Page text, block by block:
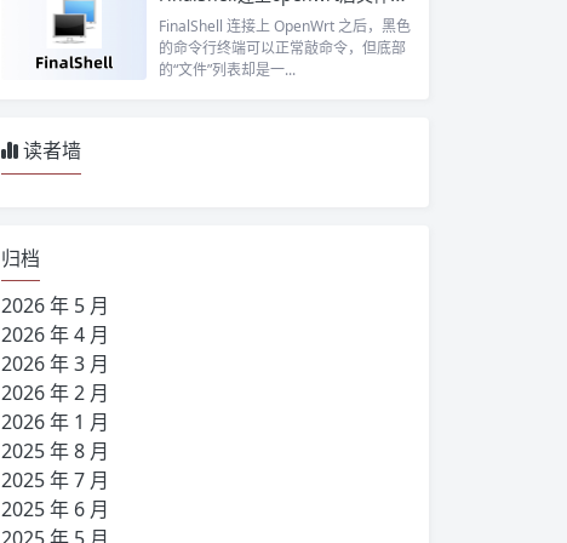
FinalShell 连接上 OpenWrt 之后，黑色
的命令行终端可以正常敲命令，但底部
的“文件”列表却是一...
读者墙
归档
2026 年 5 月
2026 年 4 月
2026 年 3 月
2026 年 2 月
2026 年 1 月
2025 年 8 月
2025 年 7 月
2025 年 6 月